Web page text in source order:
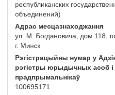
республиканских
объединений)
Адрас месцазнаходжання
ул. М. Богдановича, дом 118,
г. Минск
Рэгістрацыйны нумар у
рэгістры юрыдычных асоб
прадпрымальнікаў
100695171